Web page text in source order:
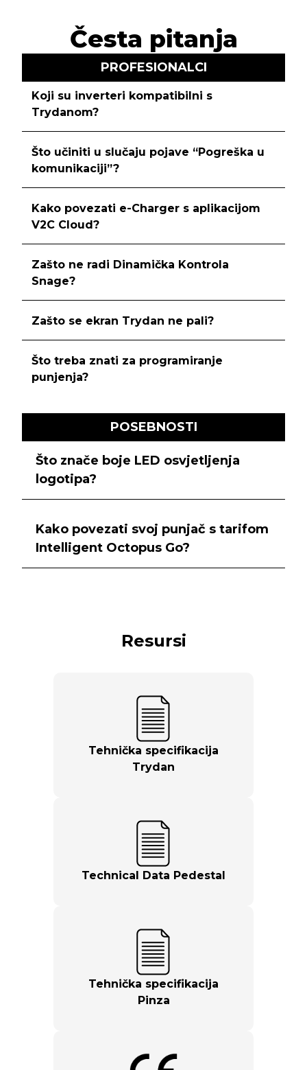
Česta pitanja
PROFESIONALCI
Koji su inverteri kompatibilni s
Trydanom?
Što učiniti u slučaju pojave “Pogreška u
komunikaciji”?
Kako povezati e-Charger s aplikacijom
V2C Cloud?
Zašto ne radi Dinamička Kontrola
Snage?
Zašto se ekran Trydan ne pali?
Što treba znati za programiranje
punjenja?
POSEBNOSTI
Što znače boje LED osvjetljenja
logotipa?
Kako povezati svoj punjač s tarifom
Intelligent Octopus Go?
Resursi
Tehnička specifikacija
Trydan
Technical Data Pedestal
Tehnička specifikacija
Pinza